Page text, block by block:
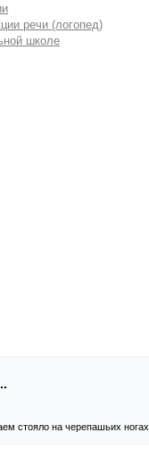
речи (логопед)
школе
стояло на черепашьих ногах